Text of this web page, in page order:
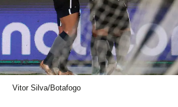
Vitor Silva/Botafogo